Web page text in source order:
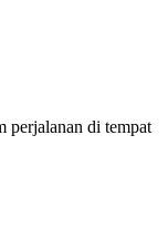
perjalanan di tempat